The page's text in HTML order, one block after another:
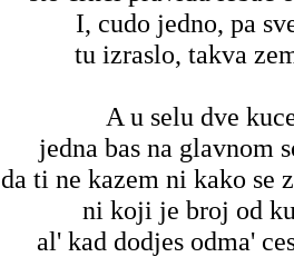
I, cudo jedno, pa
tu izraslo, takva
A u selu dve
jedna bas na glavnom
da ti ne kazem ni kako se
ni koji je broj od
al' kad dodjes odma'